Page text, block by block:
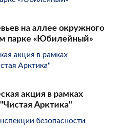
на аллее окружного
парке «Юбилейный»
акция в рамках
Арктика"